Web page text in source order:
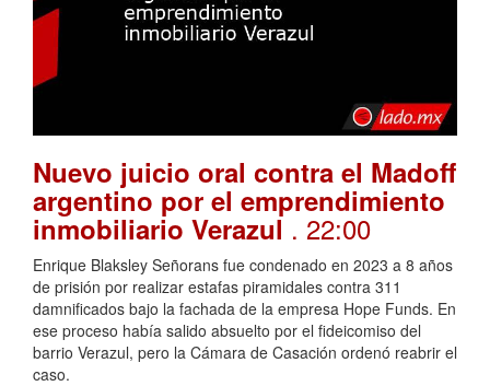
Nuevo juicio oral contra el Madoff
argentino por el emprendimiento
inmobiliario Verazul . 22:00
Enrique Blaksley Señorans fue condenado en 2023 a 8 años
de prisión por realizar estafas piramidales contra 311
damnificados bajo la fachada de la empresa Hope Funds. En
ese proceso había salido absuelto por el fideicomiso del
barrio Verazul, pero la Cámara de Casación ordenó reabrir el
caso.